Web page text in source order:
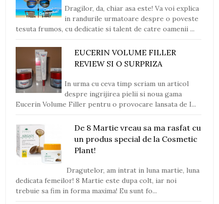
Dragilor, da, chiar asa este! Va voi explica
in randurile urmatoare despre o poveste
tesuta frumos, cu dedicatie si talent de catre oamenii ...
EUCERIN VOLUME FILLER
REVIEW SI O SURPRIZA
In urma cu ceva timp scriam un articol
despre ingrijirea pielii si noua gama
Eucerin Volume Filler pentru o provocare lansata de I...
De 8 Martie vreau sa ma rasfat cu
un produs special de la Cosmetic
Plant!
Dragutelor, am intrat in luna martie, luna
dedicata femeilor! 8 Martie este dupa colt, iar noi
trebuie sa fim in forma maxima! Eu sunt fo...